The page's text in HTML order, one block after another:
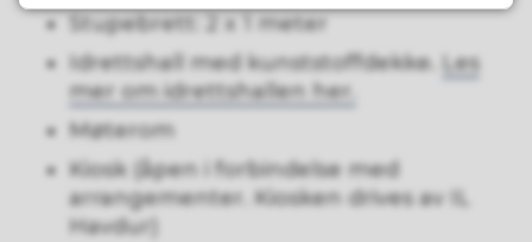
Stupebrett: 2 x 1 meter
Idrettshall med kunststoffdekke. Les
mer om idrettshallen her.
Møterom
Kiosk (åpen i forbindelse med
arrangementer. Kiosken drives av IL
Havdur)